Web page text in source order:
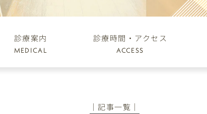
診療案内
MEDICAL
診療時間・アクセス
ACCESS
│記事一覧│